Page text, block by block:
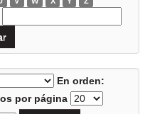
En orden:
por página